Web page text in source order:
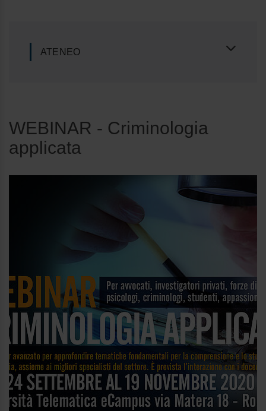
ATENEO
WEBINAR - Criminologia
applicata